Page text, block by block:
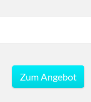
Zum Angebot